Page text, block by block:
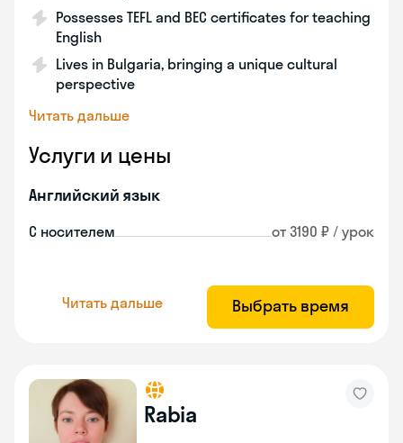
Possesses TEFL and BEC certificates for teaching
English
Lives in Bulgaria, bringing a unique cultural
perspective
Читать дальше
Услуги и цены
Английский язык
С носителем от 3190 ₽ / урок
Читать дальше Выбрать время
Rabia